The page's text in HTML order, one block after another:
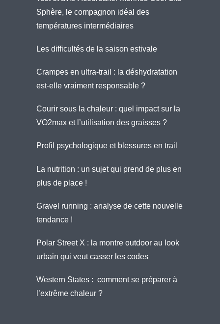
Sphère, le compagnon idéal des
températures intermédiaires
Les difficultés de la saison estivale
Crampes en ultra-trail : la déshydratation
est-elle vraiment responsable ?
Courir sous la chaleur : quel impact sur la
VO2max et l’utilisation des graisses ?
Profil psychologique et blessures en trail
La nutrition : un sujet qui prend de plus en
plus de place !
Gravel running : analyse de cette nouvelle
tendance !
Polar Street X : la montre outdoor au look
urbain qui veut casser les codes
Western States : comment se préparer à
l’extrême chaleur ?